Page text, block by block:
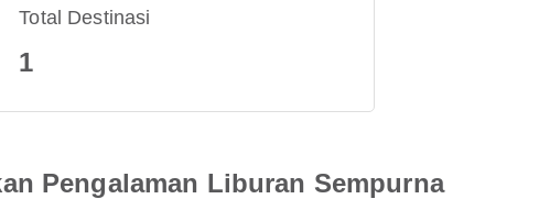
Total Destinasi
1
Pengalaman Liburan Sempurna